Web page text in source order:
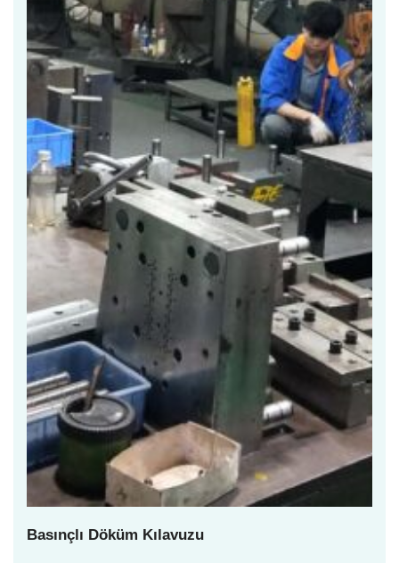
Basınçlı Döküm Kılavuzu